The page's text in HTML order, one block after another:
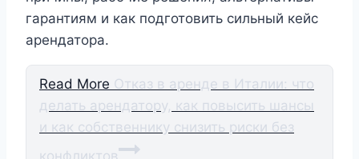
гарантиям и как подготовить сильный кейс
арендатора.
Read More Отказ в аренде в Италии: что
делать арендатору, как повысить шансы
и как собственнику снизить риски без